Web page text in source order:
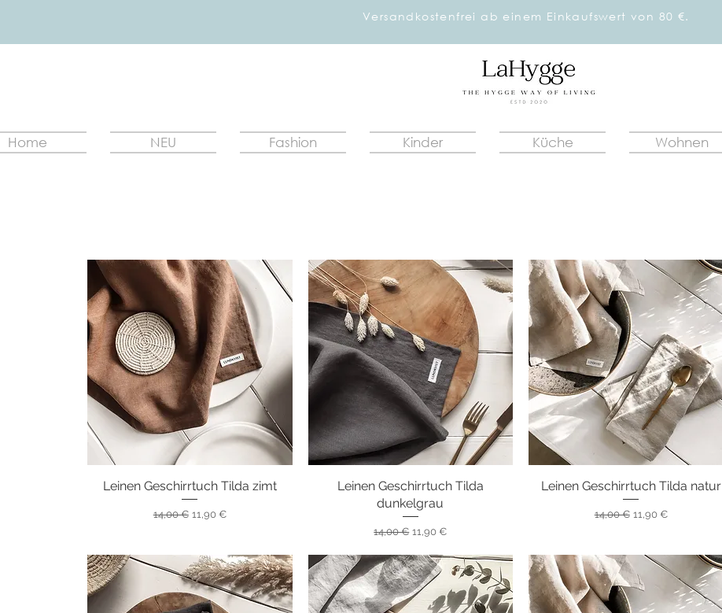
Versandkostenfrei ab einem Einkaufswert von 80 €.
Home NEU Fashion Kinder Küche Wohnen
Schnellansicht
Leinen Geschirrtuch Tilda zimt
Standardpreis
14,00 € Sale-Preis
11,90 €
Schnellansicht
Leinen Geschirrtuch Tilda
dunkelgrau
Standardpreis
14,00 € Sale-Preis
11,90 €
Schnellansicht
Leinen Geschirrtuch Tilda natur
Standardpreis
14,00 € Sale-Preis
11,90 €